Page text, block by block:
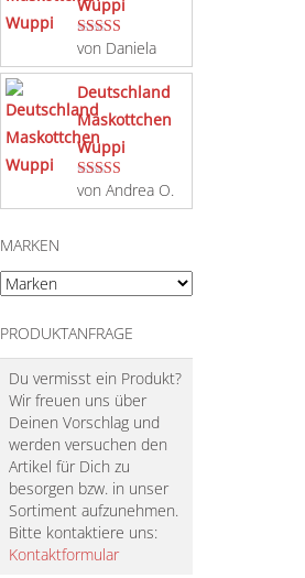
Wuppi
Bewertet mit
5von 5
von Daniela
Deutschland
Maskottchen
Wuppi
Bewertet mit
5von 5
von Andrea O.
MARKEN
PRODUKTANFRAGE
Du vermisst ein Produkt?
Wir freuen uns über
Deinen Vorschlag und
werden versuchen den
Artikel für Dich zu
besorgen bzw. in unser
Sortiment aufzunehmen.
Bitte kontaktiere uns:
Kontaktformular